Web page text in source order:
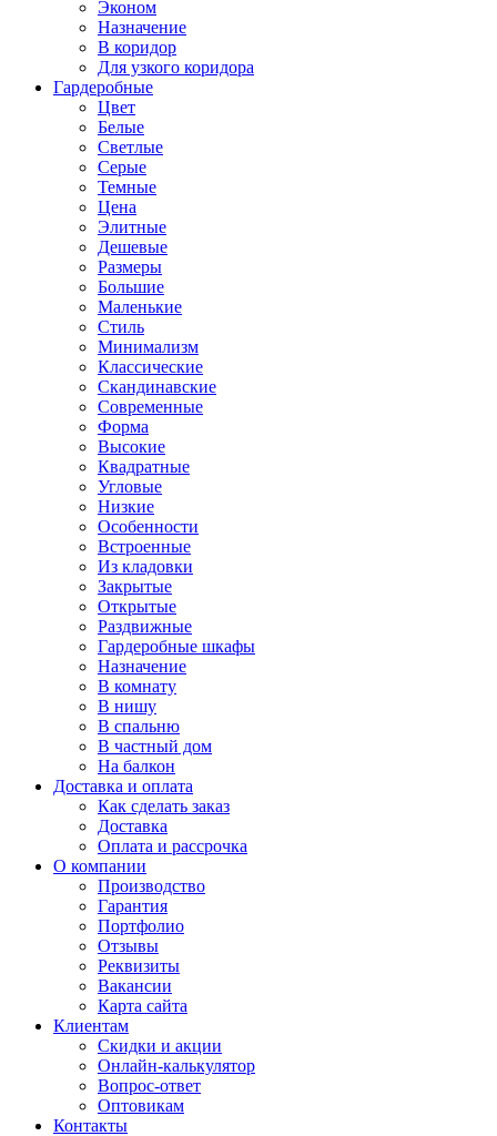
Эконом
Назначение
В коридор
Для узкого коридора
Гардеробные
Цвет
Белые
Светлые
Серые
Темные
Цена
Элитные
Дешевые
Размеры
Большие
Маленькие
Стиль
Минимализм
Классические
Скандинавские
Современные
Форма
Высокие
Квадратные
Угловые
Низкие
Особенности
Встроенные
Из кладовки
Закрытые
Открытые
Раздвижные
Гардеробные шкафы
Назначение
В комнату
В нишу
В спальню
В частный дом
На балкон
Доставка и оплата
Как сделать заказ
Доставка
Оплата и рассрочка
О компании
Производство
Гарантия
Портфолио
Отзывы
Реквизиты
Вакансии
Карта сайта
Клиентам
Скидки и акции
Онлайн-калькулятор
Вопрос-ответ
Оптовикам
Контакты